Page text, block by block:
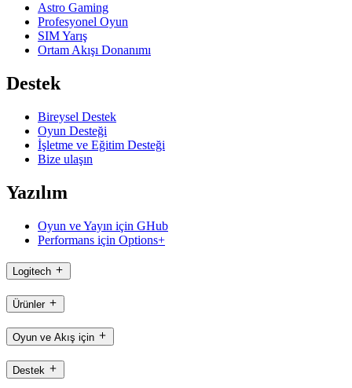
Astro Gaming
Profesyonel Oyun
SIM Yarış
Ortam Akışı Donanımı
Destek
Bireysel Destek
Oyun Desteği
İşletme ve Eğitim Desteği
Bize ulaşın
Yazılım
Oyun ve Yayın için GHub
Performans için Options+
Logitech
Ürünler
Oyun ve Akış için
Destek